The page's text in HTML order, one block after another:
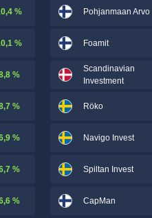
%
%
%
%
%
%
%
Pohjanmaan Arvo
Foamit
Scandinavian
Investment
Röko
Navigo Invest
Spiltan Invest
CapMan